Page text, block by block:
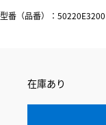
型番（品番）：50220E3200
在庫あり